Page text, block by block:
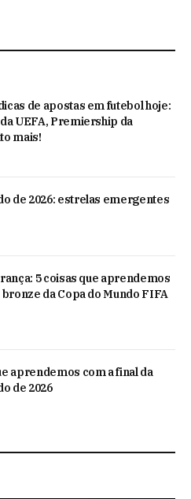
de apostas em futebol hoje:
UEFA, Premiership da
mais!
de 2026: estrelas emergentes
5 coisas que aprendemos
bronze da Copa do Mundo FIFA
aprendemos com a final da
de 2026